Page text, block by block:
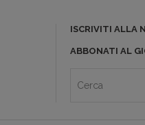
ISCRIVITI ALLA
ABBONATI AL